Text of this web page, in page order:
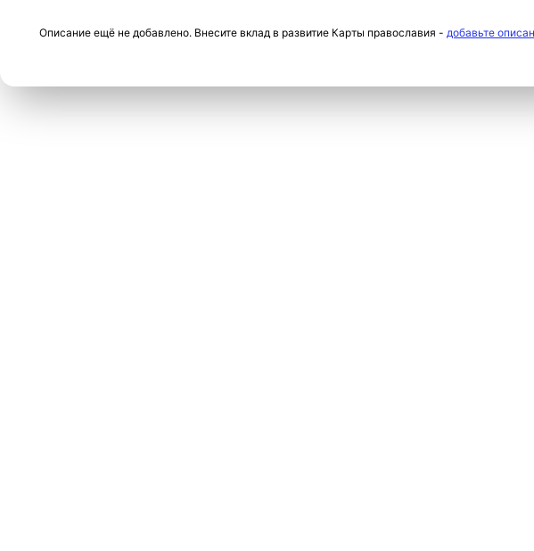
Описание ещё не добавлено. Внесите вклад в развитие Карты православия - добавьте